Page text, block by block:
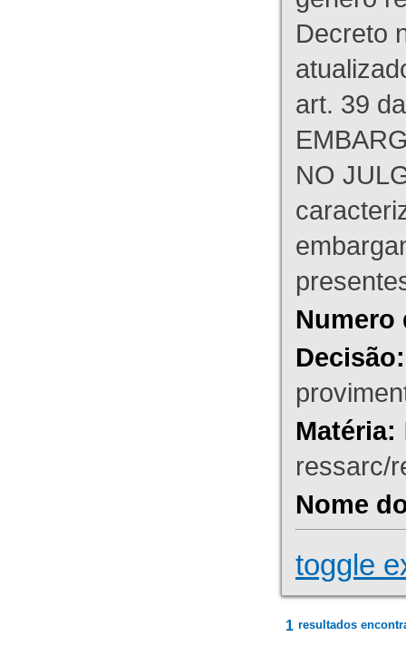
Decreto
art. 39
NO
Numero
Decisão:
Matéria:
ressarc/
Nome
toggle
1 resultados